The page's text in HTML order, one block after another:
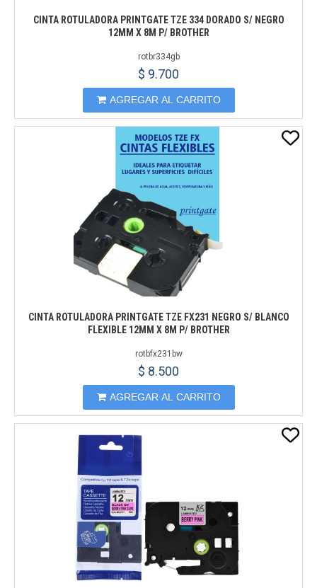
CINTA ROTULADORA PRINTGATE TZE 334 DORADO S/ NEGRO
12MM X 8M P/ BROTHER
rotbr334gb
$ 9.700
AGREGAR AL CARRITO
CINTA ROTULADORA PRINTGATE TZE FX231 NEGRO S/ BLANCO
FLEXIBLE 12MM X 8M P/ BROTHER
rotbfx231bw
$ 8.500
AGREGAR AL CARRITO